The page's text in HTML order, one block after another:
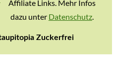
Affiliate Links. Mehr Infos
dazu unter Datenschutz.
Zuckerfrei